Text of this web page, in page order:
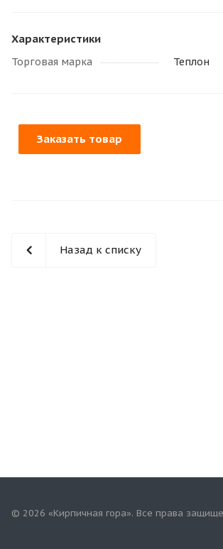
Характеристики
Торговая марка Теплон
Заказать товар
Назад к списку
© 2026 «Кирпичная гора». Все права